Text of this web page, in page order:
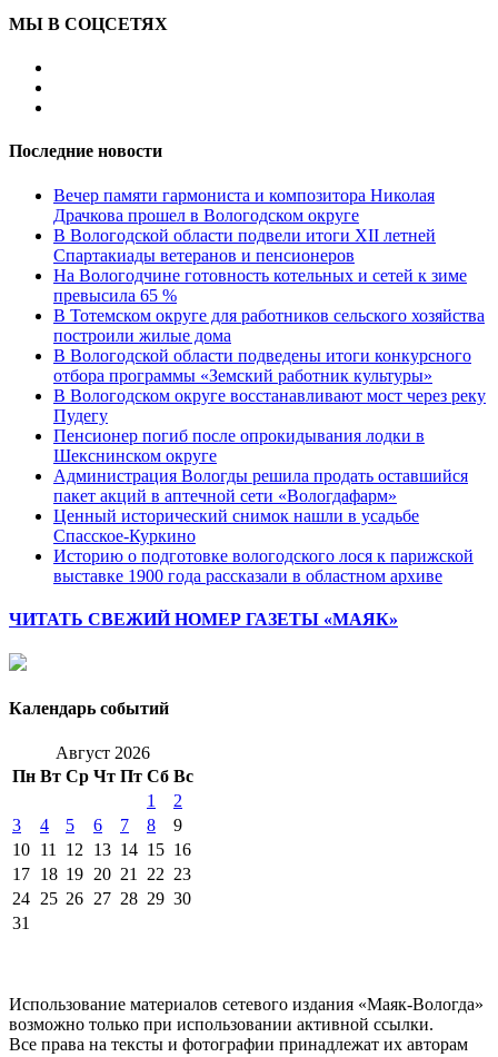
МЫ В СОЦСЕТЯХ
Последние новости
Вечер памяти гармониста и композитора Николая
Драчкова прошел в Вологодском округе
В Вологодской области подвели итоги XII летней
Спартакиады ветеранов и пенсионеров
На Вологодчине готовность котельных и сетей к зиме
превысила 65 %
В Тотемском округе для работников сельского хозяйства
построили жилые дома
В Вологодской области подведены итоги конкурсного
отбора программы «Земский работник культуры»
В Вологодском округе восстанавливают мост через реку
Пудегу
Пенсионер погиб после опрокидывания лодки в
Шекснинском округе
Администрация Вологды решила продать оставшийся
пакет акций в аптечной сети «Вологдафарм»
Ценный исторический снимок нашли в усадьбе
Спасское-Куркино
Историю о подготовке вологодского лося к парижской
выставке 1900 года рассказали в областном архиве
ЧИТАТЬ СВЕЖИЙ НОМЕР ГАЗЕТЫ «МАЯК»
Календарь событий
Август 2026
Пн Вт Ср Чт Пт Сб Вс
1
2
3
4 5 6 7 8
9
10 11 12 13 14 15 16
17 18 19 20 21 22 23
24 25 26 27 28 29 30
31
Использование материалов сетевого издания «Маяк-Вологда»
возможно только при использовании активной ссылки.
Все права на тексты и фотографии принадлежат их авторам